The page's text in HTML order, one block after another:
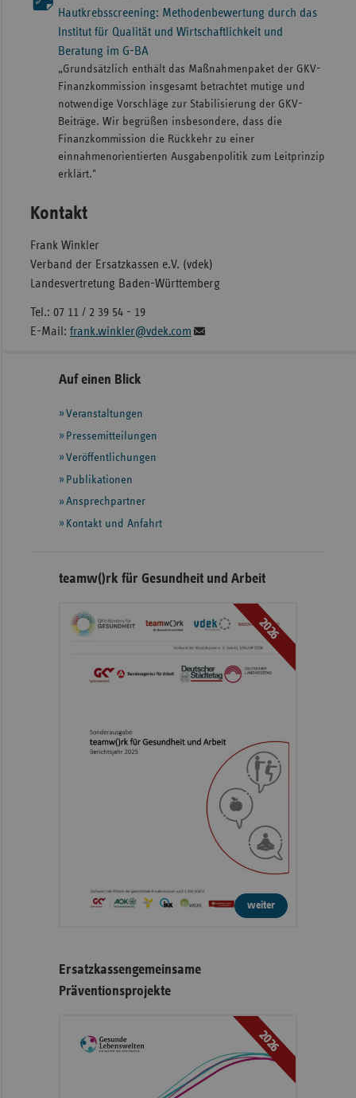
Hautkrebsscreening: Methodenbewertung durch das
Institut für Qualität und Wirtschaftlichkeit und
Beratung im G-BA
„Grundsätzlich enthält das Maßnahmenpaket der GKV-
Finanzkommission insgesamt betrachtet mutige und
notwendige Vorschläge zur Stabilisierung der GKV-
Beiträge. Wir begrüßen insbesondere, dass die
Finanzkommission die Rückkehr zu einer
einnahmenorientierten Ausgabenpolitik zum Leitprinzip
erklärt."
Kontakt
Frank Winkler
Verband der Ersatzkassen e.V. (vdek)
Landesvertretung Baden-Württemberg
Tel.: 07 11 / 2 39 54 - 19
E-Mail: frank.winkler@vdek.com
Seitennavigation
Seitenleiste
weiteren
Informationen
Auf einen Blick
Veranstaltungen
Pressemitteilungen
Veröffentlichungen
Publikationen
Ansprechpartner
Kontakt und Anfahrt
teamw()rk für Gesundheit und Arbeit
2026
weiter
Ersatzkassengemeinsame
Präventionsprojekte
2026